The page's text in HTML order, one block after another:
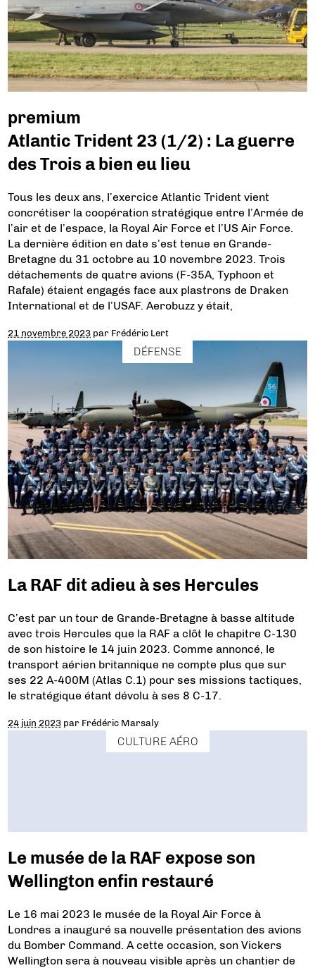
premium
Atlantic Trident 23 (1/2) : La guerre
des Trois a bien eu lieu
Tous les deux ans, l’exercice Atlantic Trident vient
concrétiser la coopération stratégique entre l’Armée de
l’air et de l’espace, la Royal Air Force et l’US Air Force.
La dernière édition en date s’est tenue en Grande-
Bretagne du 31 octobre au 10 novembre 2023. Trois
détachements de quatre avions (F-35A, Typhoon et
Rafale) étaient engagés face aux plastrons de Draken
International et de l’USAF. Aerobuzz y était,
21 novembre 2023 par Frédéric Lert
DÉFENSE
La RAF dit adieu à ses Hercules
C’est par un tour de Grande-Bretagne à basse altitude
avec trois Hercules que la RAF a clôt le chapitre C-130
de son histoire le 14 juin 2023. Comme annoncé, le
transport aérien britannique ne compte plus que sur
ses 22 A-400M (Atlas C.1) pour ses missions tactiques,
le stratégique étant dévolu à ses 8 C-17.
24 juin 2023 par Frédéric Marsaly
CULTURE AÉRO
Le musée de la RAF expose son
Wellington enfin restauré
Le 16 mai 2023 le musée de la Royal Air Force à
Londres a inauguré sa nouvelle présentation des avions
du Bomber Command. A cette occasion, son Vickers
Wellington sera à nouveau visible après un chantier de